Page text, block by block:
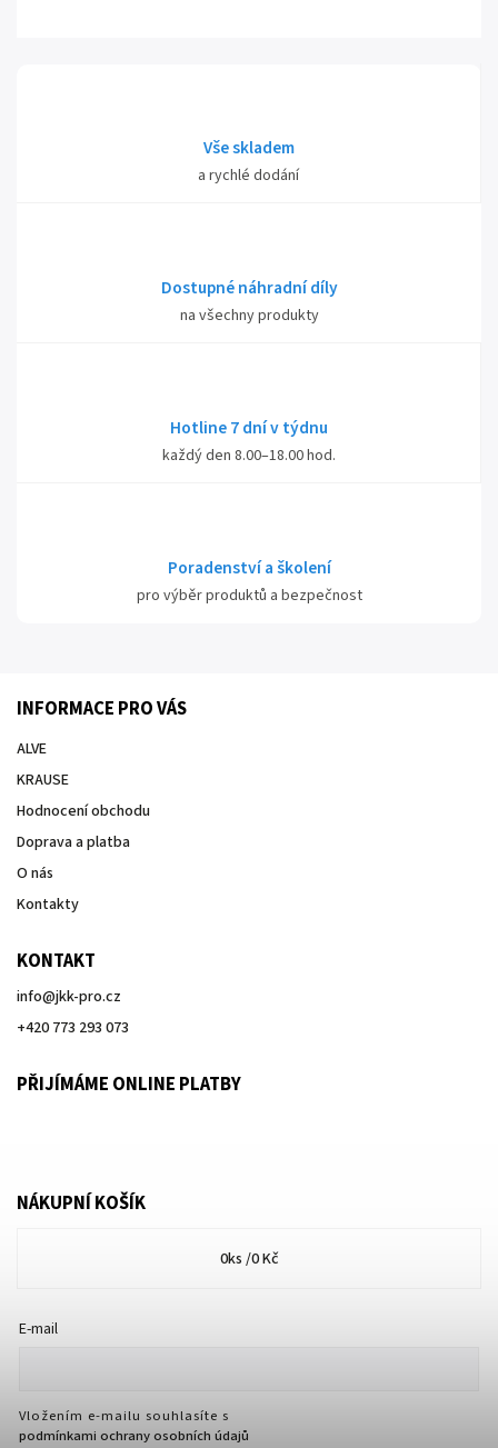
Vše skladem
a rychlé dodání
Dostupné náhradní díly
na všechny produkty
Hotline 7 dní v týdnu
každý den 8.00–18.00 hod.
Poradenství a školení
pro výběr produktů a bezpečnost
INFORMACE PRO VÁS
ALVE
KRAUSE
Hodnocení obchodu
Doprava a platba
O nás
Kontakty
KONTAKT
info@jkk-pro.cz
+420 773 293 073
PŘIJÍMÁME ONLINE PLATBY
NÁKUPNÍ KOŠÍK
0ks /0 Kč
E-mail
Vložením e-mailu souhlasíte s
podmínkami ochrany osobních údajů